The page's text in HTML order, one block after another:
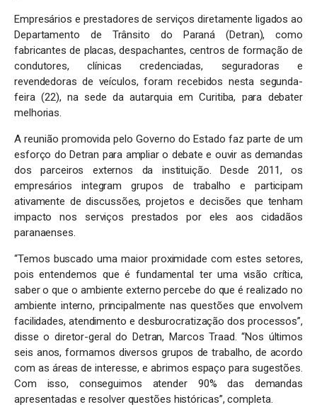
Empresários e prestadores de serviços diretamente ligados ao
Departamento de Trânsito do Paraná (Detran), como
fabricantes de placas, despachantes, centros de formação de
condutores, clínicas credenciadas, seguradoras e
revendedoras de veículos, foram recebidos nesta segunda-
feira (22), na sede da autarquia em Curitiba, para debater
melhorias.
A reunião promovida pelo Governo do Estado faz parte de um
esforço do Detran para ampliar o debate e ouvir as demandas
dos parceiros externos da instituição. Desde 2011, os
empresários integram grupos de trabalho e participam
ativamente de discussões, projetos e decisões que tenham
impacto nos serviços prestados por eles aos cidadãos
paranaenses.
“Temos buscado uma maior proximidade com estes setores,
pois entendemos que é fundamental ter uma visão crítica,
saber o que o ambiente externo percebe do que é realizado no
ambiente interno, principalmente nas questões que envolvem
facilidades, atendimento e desburocratização dos processos”,
disse o diretor-geral do Detran, Marcos Traad. “Nos últimos
seis anos, formamos diversos grupos de trabalho, de acordo
com as áreas de interesse, e abrimos espaço para sugestões.
Com isso, conseguimos atender 90% das demandas
apresentadas e resolver questões históricas”, completa.